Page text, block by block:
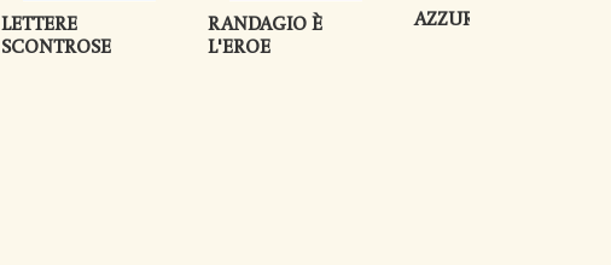
LETTERE
SCONTROSE
RANDAGIO È
L'EROE
AZZURRO TENEBRA